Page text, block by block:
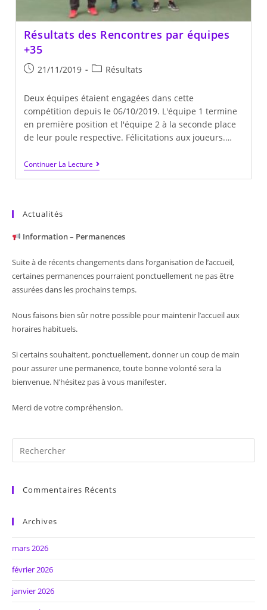
Résultats des Rencontres par équipes
+35
Publication
21/11/2019
PostRésultats
Deux équipes étaient engagées dans cette
compétition depuis le 06/10/2019. L'équipe 1 termine
en première position et l'équipe 2 à la seconde place
de leur poule respective. Félicitations aux joueurs.…
Continuer La LectureRésultats
Des
Actualités
Information – Permanences
Suite à de récents changements dans l’organisation de l’accueil,
certaines permanences pourraient ponctuellement ne pas être
assurées dans les prochains temps.
Nous faisons bien sûr notre possible pour maintenir l’accueil aux
horaires habituels.
Si certains souhaitent, ponctuellement, donner un coup de main
pour assurer une permanence, toute bonne volonté sera la
bienvenue. N’hésitez pas à vous manifester.
Merci de votre compréhension.
Commentaires Récents
Archives
mars 2026
février 2026
janvier 2026